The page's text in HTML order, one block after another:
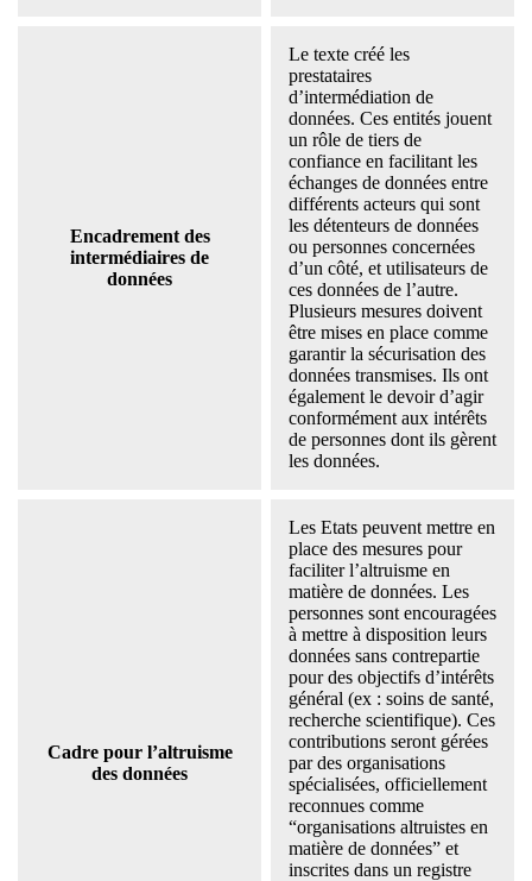
Encadrement des
intermédiaires de
données
Le texte créé les
prestataires
d’intermédiation de
données. Ces entités jouent
un rôle de tiers de
confiance en facilitant les
échanges de données entre
différents acteurs qui sont
les détenteurs de données
ou personnes concernées
d’un côté, et utilisateurs de
ces données de l’autre.
Plusieurs mesures doivent
être mises en place comme
garantir la sécurisation des
données transmises. Ils ont
également le devoir d’agir
conformément aux intérêts
de personnes dont ils gèrent
les données.
Cadre pour l’altruisme
des données
Les Etats peuvent mettre en
place des mesures pour
faciliter l’altruisme en
matière de données. Les
personnes sont encouragées
à mettre à disposition leurs
données sans contrepartie
pour des objectifs d’intérêts
général (ex : soins de santé,
recherche scientifique). Ces
contributions seront gérées
par des organisations
spécialisées, officiellement
reconnues comme
“organisations altruistes en
matière de données” et
inscrites dans un registre